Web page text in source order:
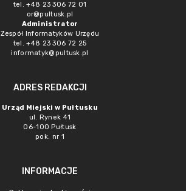
tel. +48 23 306 72 01
or@pultusk.pl
Administrator
Zespół Informatyków Urzędu
tel. +48 23 306 72 25
informatyk@pultusk.pl
ADRES REDAKCJI
Urząd Miejski w Pułtusku
ul. Rynek 41
06-100 Pułtusk
pok. nr 1
INFORMACJE